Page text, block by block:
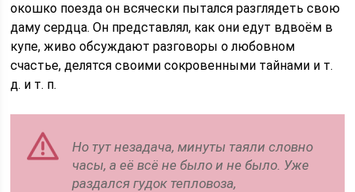
окошко поезда он всячески пытался разглядеть свою
даму сердца. Он представлял, как они едут вдвоём в
купе, живо обсуждают разговоры о любовном
счастье, делятся своими сокровенными тайнами и т.
д. и т. п.
Но тут незадача, минуты таяли словно
часы, а её всё не было и не было. Уже
раздался гудок тепловоза,